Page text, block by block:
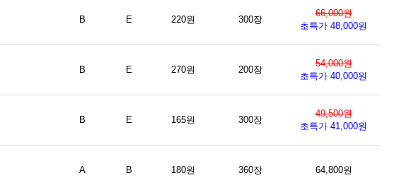
B E 220원 300장
66,000원
초특가 48,000원
B E 270원 200장
54,000원
초특가 40,000원
B E 165원 300장
49,500원
초특가 41,000원
A B 180원 360장 64,800원